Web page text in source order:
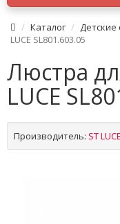
Каталог Детские
LUCE SL801.603.05
Люстра
LUCE
Производитель: ST LUCE